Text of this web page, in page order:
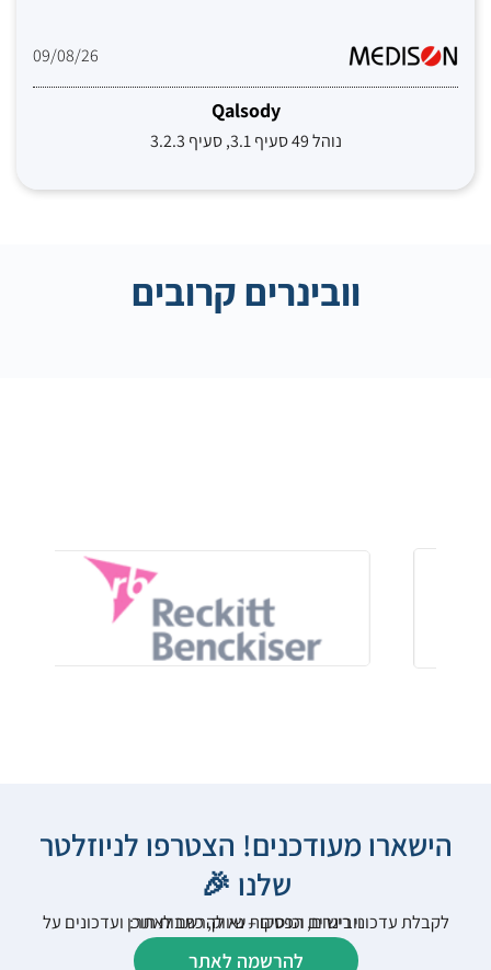
09/08/26
Qalsody
נוהל 49 סעיף 3.1, סעיף 3.2.3
וובינרים קרובים
הישארו מעודכנים! הצטרפו לניוזלטר
שלנו 🎉
לקבלת עדכוני רישום, הפסקות שיווק, כתבות תוכן ועדכונים על וובינרים וכנסים – נא להרשם לאתר:
להרשמה לאתר